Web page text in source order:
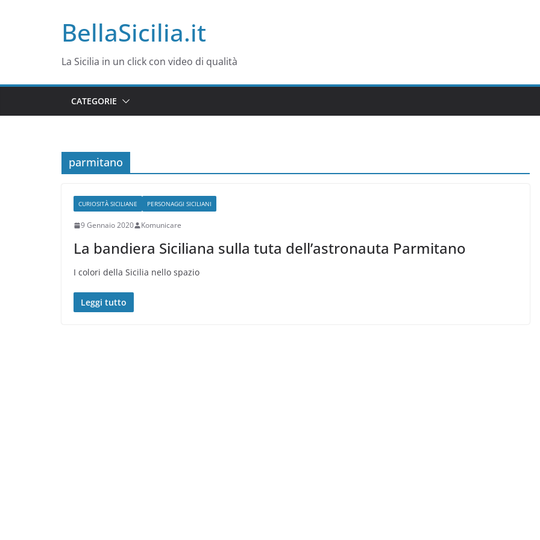
BellaSicilia.it
La Sicilia in un click con video di qualità
CATEGORIE
parmitano
CURIOSITÀ SICILIANE PERSONAGGI SICILIANI
9 Gennaio 2020 Komunicare
La bandiera Siciliana sulla tuta dell’astronauta Parmitano
I colori della Sicilia nello spazio
Leggi tutto